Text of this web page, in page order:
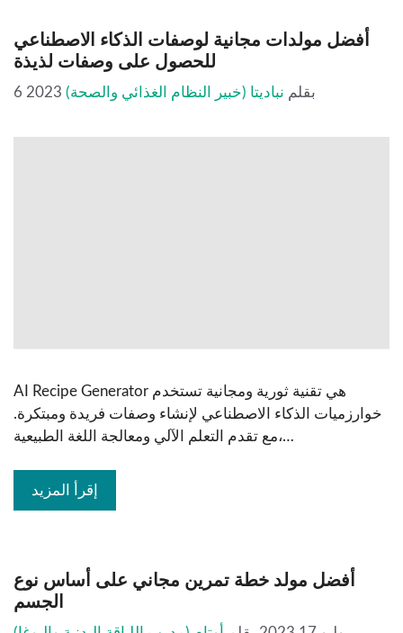
أفضل مولدات مجانية لوصفات الذكاء الاصطناعي
للحصول على وصفات لذيذة
6 2023 بقلم نباديتا (خبير النظام الغذائي والصحة)
AI Recipe Generator هي تقنية ثورية ومجانية تستخدم
خوارزميات الذكاء الاصطناعي لإنشاء وصفات فريدة ومبتكرة.
مع تقدم التعلم الآلي ومعالجة اللغة الطبيعية،…
إقرأ المزيد
أفضل مولد خطة تمرين مجاني على أساس نوع
الجسم